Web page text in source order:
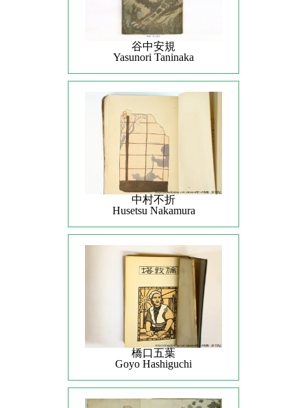
谷中安規
Yasunori Taninaka
中村不折
Husetsu Nakamura
橋口五葉
Goyo Hashiguchi